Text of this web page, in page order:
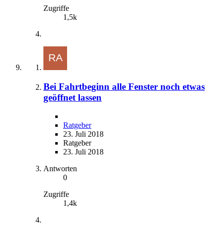
Zugriffe
1,5k
Bei Fahrtbeginn alle Fenster noch etwas
geöffnet lassen
Ratgeber
23. Juli 2018
Ratgeber
23. Juli 2018
Antworten
0
Zugriffe
1,4k